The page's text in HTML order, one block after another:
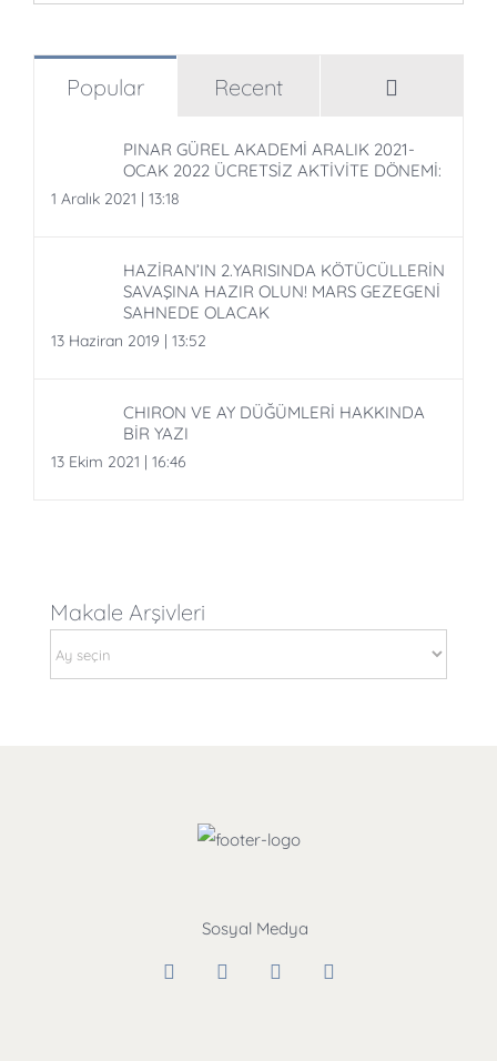
Popular Recent
PINAR GÜREL AKADEMİ ARALIK 2021-
OCAK 2022 ÜCRETSİZ AKTİVİTE DÖNEMİ:
1 Aralık 2021 | 13:18
HAZİRAN’IN 2.YARISINDA KÖTÜCÜLLERİN
SAVAŞINA HAZIR OLUN! MARS GEZEGENİ
SAHNEDE OLACAK
13 Haziran 2019 | 13:52
CHIRON VE AY DÜĞÜMLERİ HAKKINDA
BİR YAZI
13 Ekim 2021 | 16:46
Makale Arşivleri
Arşivleri